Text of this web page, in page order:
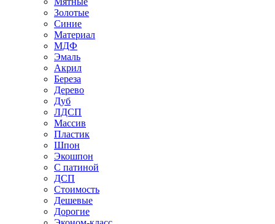
Золотые
Синие
Материал
МДФ
Эмаль
Акрил
Береза
Дерево
Дуб
ЛДСП
Массив
Пластик
Шпон
Экошпон
С патиной
ДСП
Стоимость
Дешевые
Дорогие